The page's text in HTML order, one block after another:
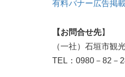
有料バナー広告掲
【お問合せ先】
（一社）石垣市観
TEL：0980－82－